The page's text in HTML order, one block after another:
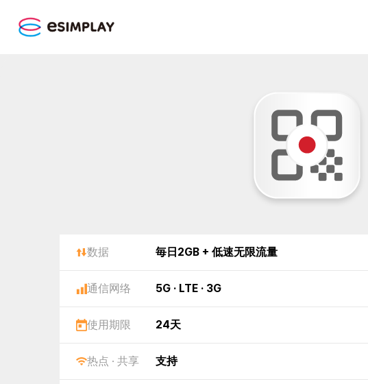
数据 毎日2GB + 低速无限流量
通信网络 5G · LTE · 3G
使用期限 24天
热点 · 共享 支持